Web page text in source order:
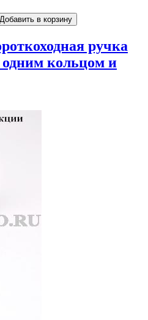
ручка
одним кольцом и